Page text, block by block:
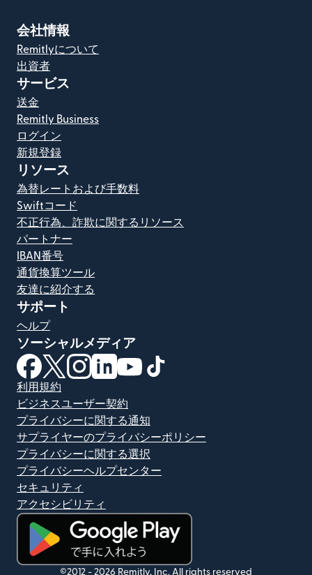
会社情報
Remitlyについて
出資者
サービス
送金
Remitly Business
ログイン
新規登録
リソース
為替レートおよび手数料
Swiftコード
不正行為、詐欺に関するリソース
パートナー
IBAN番号
通貨換算ツール
友達に紹介する
サポート
ヘルプ
ソーシャルメディア
（別ウィンドウで開きます）
（別ウィンドウで開きます）
（別ウィンドウで開きます）
（別ウィンドウで開きます）
（別ウィンドウで開きます）
利用規約
ビジネスユーザー契約
プライバシーに関する通知
サプライヤーのプライバシーポリシー
プライバシーに関する選択
プライバシーヘルプセンター
セキュリティ
アクセシビリティ
©2012 - 2026 Remitly, Inc. All rights reserved